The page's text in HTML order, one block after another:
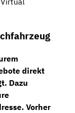
direkt
Dazu
Vorher